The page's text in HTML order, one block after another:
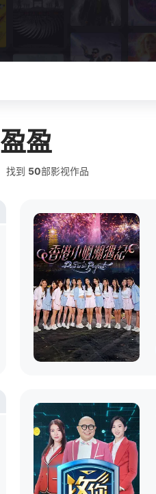
盈
找到 50部影视作品
/ 周嘉洛 / 陈浚霆 / 吴伟豪
周家蔚 / 陈炜